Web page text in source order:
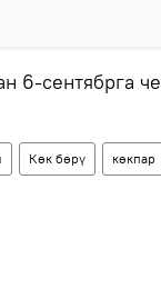
6-сентябрга
Көк бөрү көкпар